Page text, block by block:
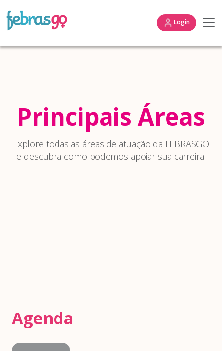
Login
Principais Áreas
Explore todas as áreas de atuação da FEBRASGO
e descubra como podemos apoiar sua carreira.
Agenda